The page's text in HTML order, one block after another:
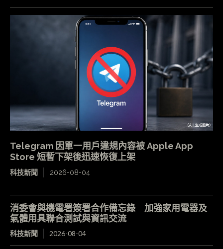
Telegram 因單一用戶違規內容被 Apple App
Store 短暫下架後迅速恢復上架
科技新聞 2026-08-04
消委會與機電署簽署合作備忘錄 加強家用電器及
氣體用具聯合測試與資訊交流
科技新聞 2026-08-04